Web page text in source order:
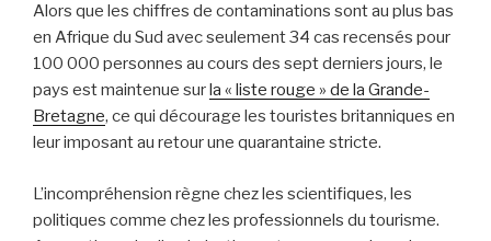
Alors que les chiffres de contaminations sont au plus bas
en Afrique du Sud avec seulement 34 cas recensés pour
100 000 personnes au cours des sept derniers jours, le
pays est maintenue surla « liste rouge » de la Grande-
Bretagne, ce qui décourage les touristes britanniques en
leur imposant au retour une quarantaine stricte.
L’incompréhension règne chez les scientifiques, les
politiques comme chez les professionnels du tourisme.